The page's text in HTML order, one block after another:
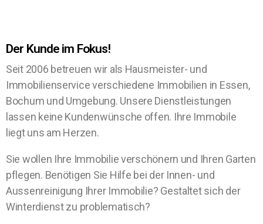
Der Kunde im Fokus!
Seit 2006 betreuen wir als Hausmeister- und
Immobilienservice verschiedene Immobilien in Essen,
Bochum und Umgebung. Unsere Dienstleistungen
lassen keine Kundenwünsche offen. Ihre Immobile
liegt uns am Herzen.
Sie wollen Ihre Immobilie verschönern und Ihren Garten
pflegen. Benötigen Sie Hilfe bei der Innen- und
Aussenreinigung Ihrer Immobilie? Gestaltet sich der
Winterdienst zu problematisch?